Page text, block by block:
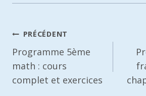
Navigation
de
l’article
PRÉCÉDENT
Programme 5ème
math : cours
complet et exercices